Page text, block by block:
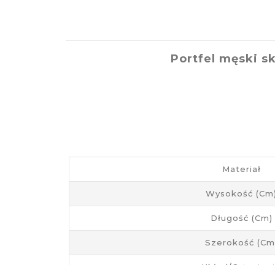
Portfel męski
Materiał
Wysokość
Długość (cm)
Szerokość